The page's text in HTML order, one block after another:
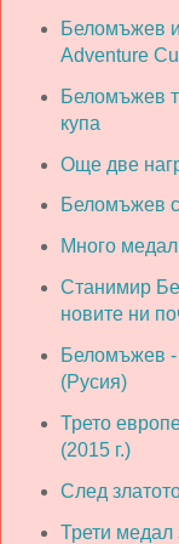
Беломъжев
Adventure
Беломъжев
купа
Още две
Беломъжев с
Много
Станимир
новите ни
Беломъжев
(Русия)
Трето
(2015 г.)
След
Трети медал